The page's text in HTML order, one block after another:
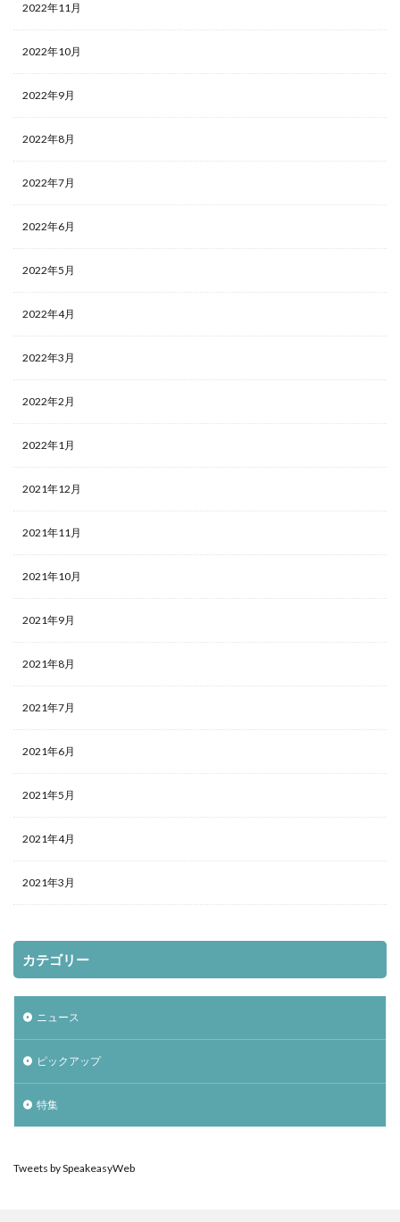
2022年11月
2022年10月
2022年9月
2022年8月
2022年7月
2022年6月
2022年5月
2022年4月
2022年3月
2022年2月
2022年1月
2021年12月
2021年11月
2021年10月
2021年9月
2021年8月
2021年7月
2021年6月
2021年5月
2021年4月
2021年3月
カテゴリー
ニュース
ピックアップ
特集
Tweets by SpeakeasyWeb